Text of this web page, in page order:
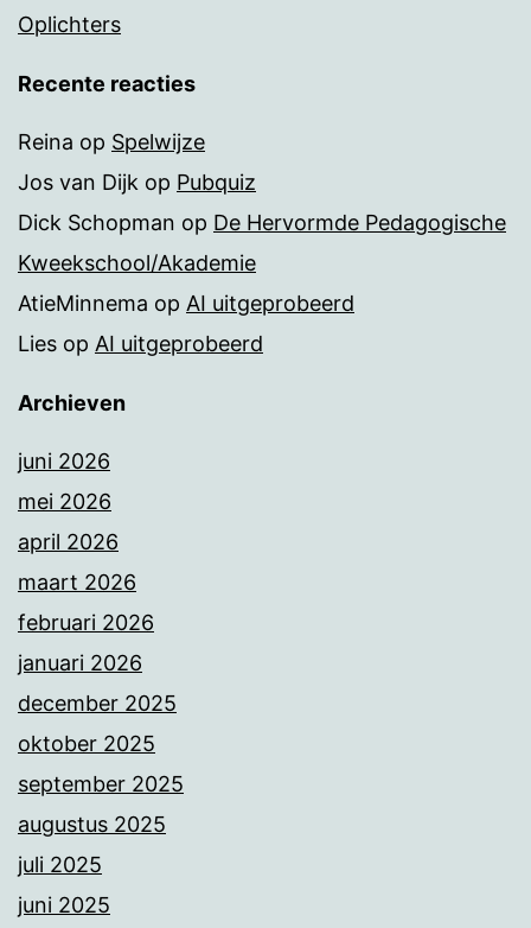
Oplichters
Recente reacties
Reina op Spelwijze
Jos van Dijk op Pubquiz
Dick Schopman op De Hervormde Pedagogische
Kweekschool/Akademie
AtieMinnema op AI uitgeprobeerd
Lies op AI uitgeprobeerd
Archieven
juni 2026
mei 2026
april 2026
maart 2026
februari 2026
januari 2026
december 2025
oktober 2025
september 2025
augustus 2025
juli 2025
juni 2025